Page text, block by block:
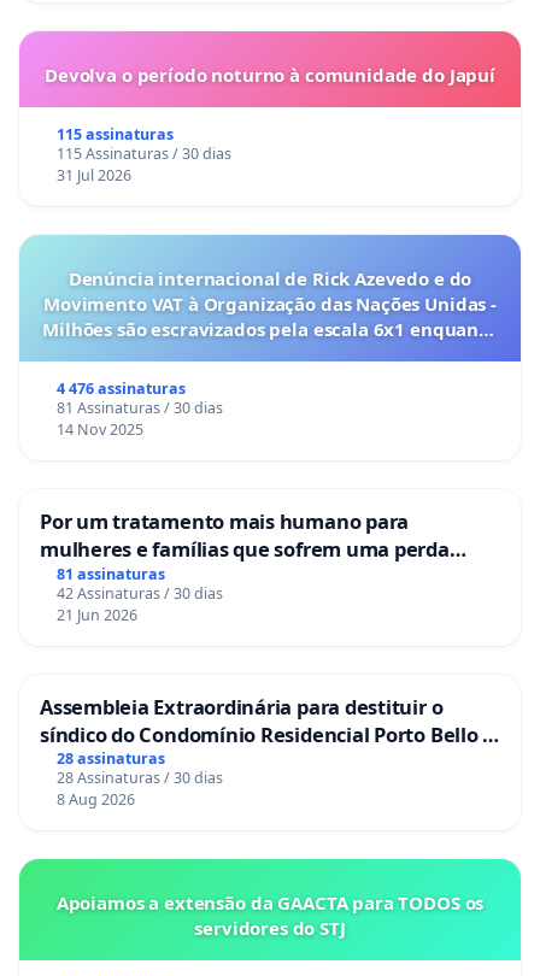
Devolva o período noturno à comunidade do Japuí
115 assinaturas
115 Assinaturas / 30 dias
31 Jul 2026
Denúncia internacional de Rick Azevedo e do
Movimento VAT à Organização das Nações Unidas -
Milhões são escravizados pela escala 6x1 enquanto
4 476 assinaturas
81 Assinaturas / 30 dias
14 Nov 2025
Por um tratamento mais humano para
mulheres e famílias que sofrem uma perda
gestacional nos hospitais portugueses
81 assinaturas
42 Assinaturas / 30 dias
21 Jun 2026
Assembleia Extraordinária para destituir o
síndico do Condomínio Residencial Porto Bello -
La Casa
28 assinaturas
28 Assinaturas / 30 dias
8 Aug 2026
Apoiamos a extensão da GAACTA para TODOS os
servidores do STJ